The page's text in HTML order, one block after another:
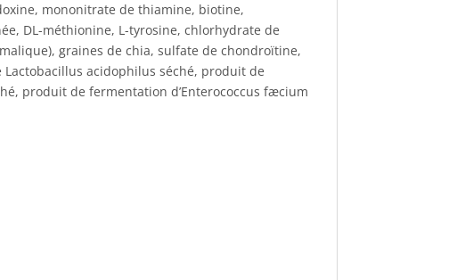
mononitrate de thiamine, biotine,
DL-méthionine, L-tyrosine, chlorhydrate de
graines de chia, sulfate de chondroïtine,
acidophilus séché, produit de
produit de fermentation d’Enterococcus fæcium